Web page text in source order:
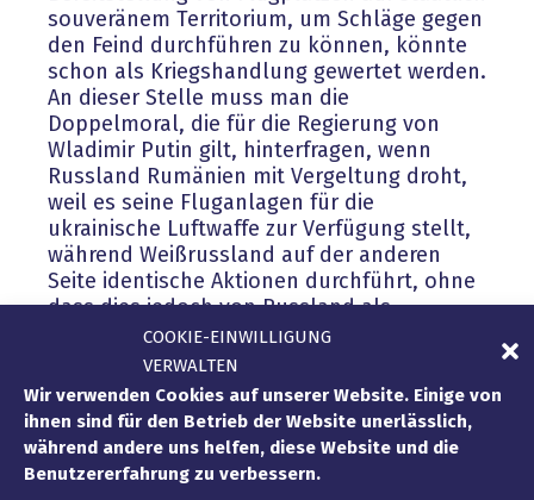
COOKIE-EINWILLIGUNG
VERWALTEN
Wir verwenden Cookies auf unserer Website. Einige von
ihnen sind für den Betrieb der Website unerlässlich,
während andere uns helfen, diese Website und die
Benutzererfahrung zu verbessern.
souveränem Territorium, um Schläge gegen
den Feind durchführen zu können, könnte
schon als Kriegshandlung gewertet werden.
An dieser Stelle muss man die
Doppelmoral, die für die Regierung von
Wladimir Putin gilt, hinterfragen, wenn
Russland Rumänien mit Vergeltung droht,
weil es seine Fluganlagen für die
ukrainische Luftwaffe zur Verfügung stellt,
während Weißrussland auf der anderen
Seite identische Aktionen durchführt, ohne
dass dies jedoch von Russland als
Kriegshandlung angesehen wird, sondern
nur als Unterstützung einer
„Sonderoperation“!
Neben dem Status des
Unterstützerstaates, der Waffen liefert, ist